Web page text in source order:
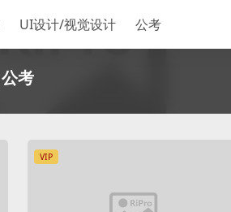
UI设计/视觉设计 公考
公考
VIP